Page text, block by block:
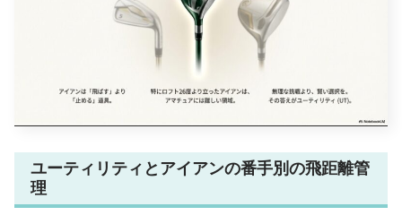
ユーティリティとアイアンの番手別の飛距離管
理